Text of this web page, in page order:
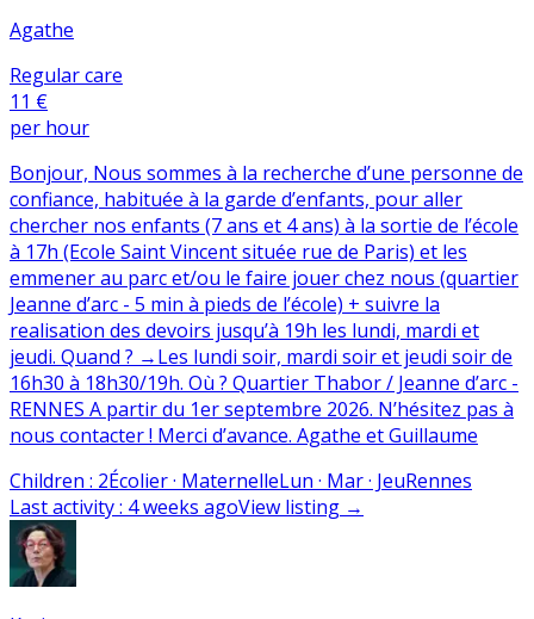
Agathe
Regular care
11 €
per hour
Bonjour, Nous sommes à la recherche d’une personne de
confiance, habituée à la garde d’enfants, pour aller
chercher nos enfants (7 ans et 4 ans) à la sortie de l’école
à 17h (Ecole Saint Vincent située rue de Paris) et les
emmener au parc et/ou le faire jouer chez nous (quartier
Jeanne d’arc - 5 min à pieds de l’école) + suivre la
realisation des devoirs jusqu’à 19h les lundi, mardi et
jeudi. Quand ? →Les lundi soir, mardi soir et jeudi soir de
16h30 à 18h30/19h. Où ? Quartier Thabor / Jeanne d’arc -
RENNES A partir du 1er septembre 2026. N’hésitez pas à
nous contacter ! Merci d’avance. Agathe et Guillaume
Children : 2Écolier · MaternelleLun · Mar · JeuRennes
Last activity: 4 weeks agoView listing →